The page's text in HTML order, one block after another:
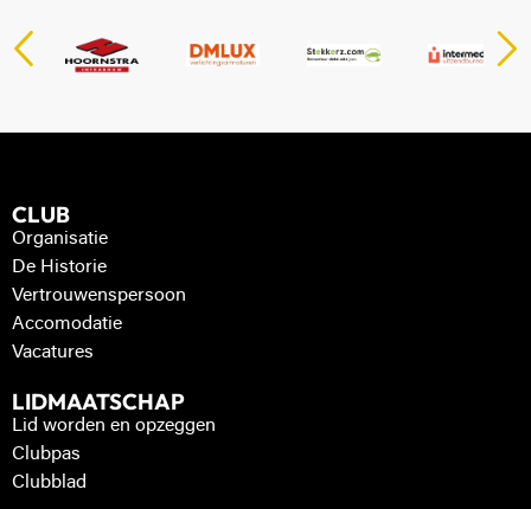
CLUB
Organisatie
De Historie
Vertrouwenspersoon
Accomodatie
Vacatures
LIDMAATSCHAP
Lid worden en opzeggen
Clubpas
Clubblad